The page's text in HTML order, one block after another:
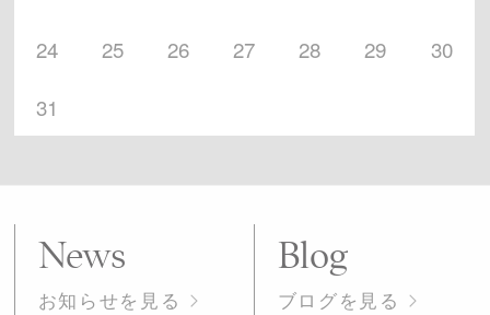
24
25 26 27 28 29
30
31
News
お知らせを見る
Blog
ブログを見る